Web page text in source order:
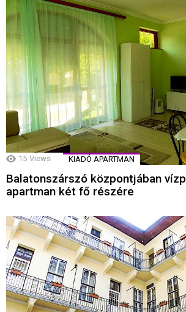
15 Views KIADÓ APARTMAN
Balatonszárszó központjában
apartman két fő részére